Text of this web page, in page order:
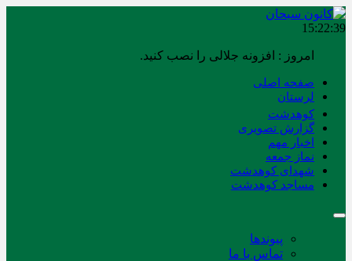
15:22:40
امروز : افزونه جلالی را نصب کنید.
صفحه اصلی
لرستان
کوهدشت
گزارش تصویری
اخبار مهم
نماز جمعه
شهدای کوهدشت
مساجد کوهدشت
پیوندها
تماس با ما